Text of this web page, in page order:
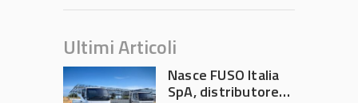
Ultimi Articoli
Nasce FUSO Italia
SpA, distributore